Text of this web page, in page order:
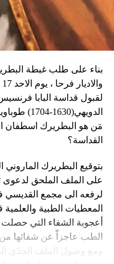
وكان شي قد كرّر الإثنين
سياسي للحرب في أوكرانيا.
ماكرون لمناسبة أولمبياد
نداء الوطن
وقال دارين: “المواطنون
زعيم العصابة جيمي
عندما رأوا عصابته تحمل
وحاولت مجموعة من أفراد
الإثنين، السيطرة على
البلاد، وتبادلوا إطلاق
إلغاء جميع الرحلات
ألف شخص من منازلهم منذ
العنف.
وقال رجل من هايتي يدعى
العصابات المسلحة على ترك
بناء على طلب غبطة
لقبول قداسة البابا
الدويهي(1630-1704) طوباويا….صلاته معنا…
مَن هو البطريرك اسطفان
القداسة؟
بتوقيع البطريرك
على الملف الملحق لدعوى
لرفعه الى مجمع القديسي
المعطيات الطبية
أعجوبة الشفاء التي
الطب عاجزاً عن شفائها
ومع وصول الملف الجدّي